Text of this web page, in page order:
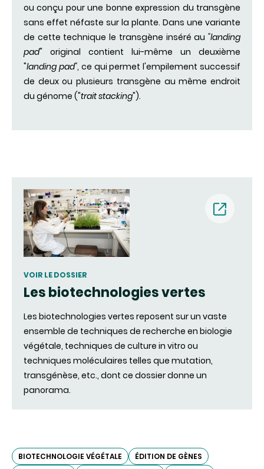
ou conçu pour une bonne expression du transgène
sans effet néfaste sur la plante. Dans une variante
de cette technique le transgène inséré au "landing
pad" original contient lui-même un deuxième
"landing pad", ce qui permet l'empilement successif
de deux ou plusieurs transgène au même endroit
du génome ("trait stacking").
VOIR LE DOSSIER
Les biotechnologies vertes
Les biotechnologies vertes reposent sur un vaste
ensemble de techniques de recherche en biologie
végétale, techniques de culture in vitro ou
techniques moléculaires telles que mutation,
transgénèse, etc., dont ce dossier donne un
panorama.
BIOTECHNOLOGIE VÉGÉTALE
ÉDITION DE GÈNES